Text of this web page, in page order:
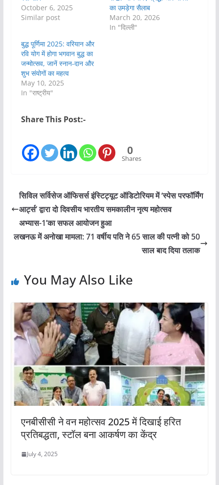
October 6, 2025
Similar post
का उमड़ेगा सैलाब
March 20, 2026
In "दिल्ली"
बुद्ध पूर्णिमा 2025: वरियान और
रवि योग में होगा भगवान बुद्ध का
जन्मोत्सव, जानें स्नान-दान और
शुभ संयोगों का महत्व
May 10, 2025
In "राष्ट्रीय"
Share This Post:-
0
Shares
सिविल सर्विसेज ऑफिसर्स इंस्टिट्यूट ऑडिटोरियम में ‘स्पेस परफॉर्मिंग
आर्ट्स’ द्वारा दो दिवसीय भारतीय समकालीन नृत्य महोत्सव
अभ्यास-1’का सफल आयोजन हुआ
लखनऊ में अनोखा मामला: 71 वर्षीय पति ने 65 साल की पत्नी को 50
साल बाद दिया तलाक
You May Also Like
एनबीसीसी ने वन महोत्सव 2025 में दिखाई हरित
प्रतिबद्धता, स्टॉल बना आकर्षण का केंद्र
July 4, 2025